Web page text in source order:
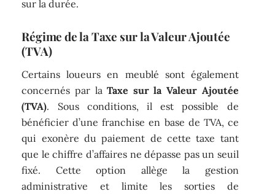
sur la durée.
Régime de la Taxe sur la Valeur Ajoutée
(TVA)
Certains loueurs en meublé sont également
concernés par laTaxe sur la Valeur Ajoutée
(TVA). Sous conditions, il est possible de
bénéficier d’une franchise en base de TVA, ce
qui exonère du paiement de cette taxe tant
que le chiffre d’affaires ne dépasse pas un seuil
fixé. Cette option allège la gestion
administrative et limite les sorties de